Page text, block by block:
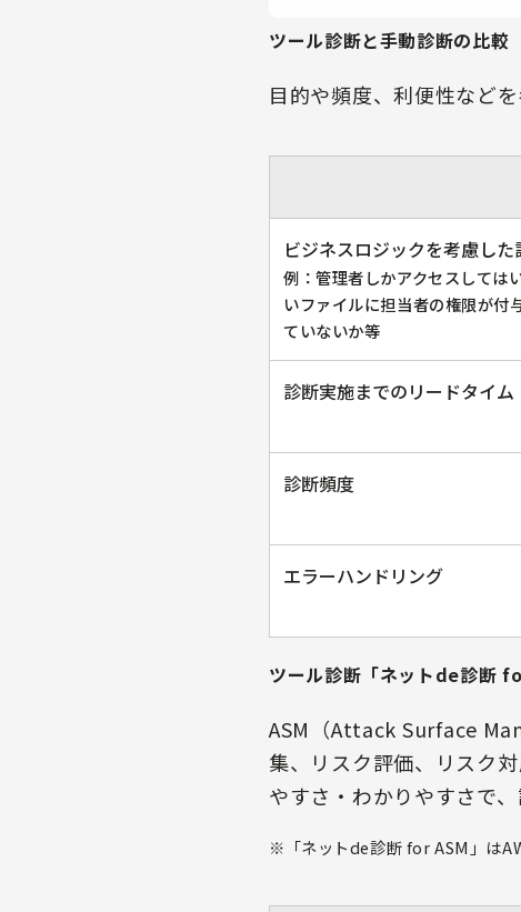
ツール診断と手動診断の比較
目的や頻度、利便性など
ビジネスロジックを考慮した
例：管理者しかアクセスしては
いファイルに担当者の権限が付
ていないか等
診断実施までのリードタイム
診断頻度
エラーハンドリング
ツール診断「ネットde診断
ASM（Attack Surface
集、リスク評価、リスク
やすさ・わかりやすさで
※「ネットde診断 for ASM」は